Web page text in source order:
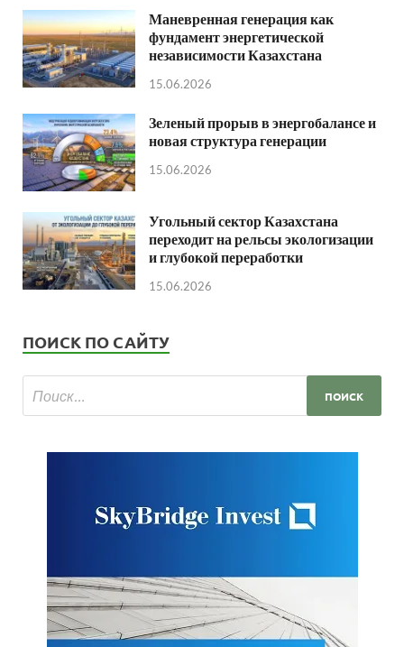
Маневренная генерация как
фундамент энергетической
независимости Казахстана
15.06.2026
Зеленый прорыв в энергобалансе и
новая структура генерации
15.06.2026
Угольный сектор Казахстана
переходит на рельсы экологизации
и глубокой переработки
15.06.2026
ПОИСК ПО САЙТУ